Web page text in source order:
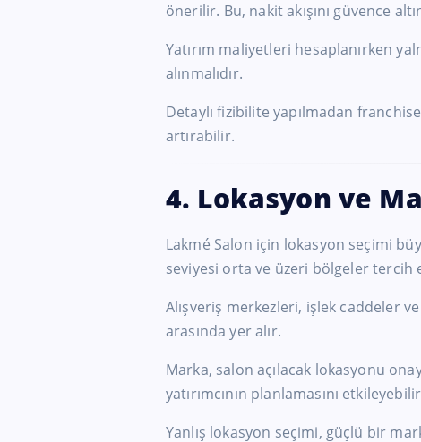
önerilir. Bu, nakit akışını güvence
Yatırım maliyetleri hesaplanırken
alınmalıdır.
Detaylı fizibilite yapılmadan
artırabilir.
4. Lokasyon ve
Lakmé Salon için lokasyon seçimi
seviyesi orta ve üzeri bölgeler tercih
Alışveriş merkezleri, işlek caddeler
arasında yer alır.
Marka, salon açılacak lokasyonu
yatırımcının planlamasını
Yanlış lokasyon seçimi, güçlü bir